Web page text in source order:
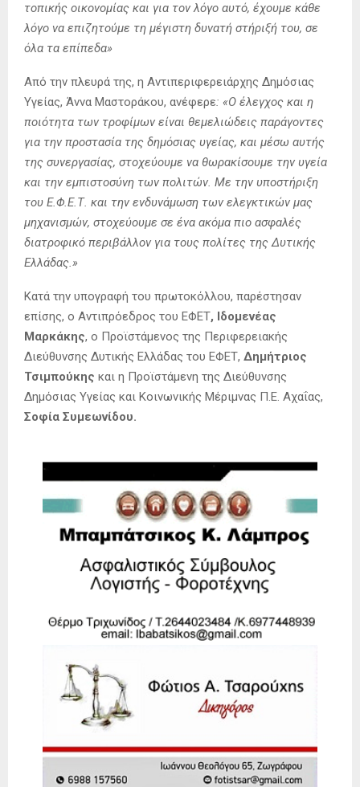
τοπικής οικονομίας και για τον λόγο αυτό, έχουμε κάθε
λόγο να επιζητούμε τη μέγιστη δυνατή στήριξή του, σε
όλα τα επίπεδα»
Από την πλευρά της, η Αντιπεριφερειάρχης Δημόσιας
Υγείας, Άννα Μαστοράκου, ανέφερε: «Ο έλεγχος και η
ποιότητα των τροφίμων είναι θεμελιώδεις παράγοντες
για την προστασία της δημόσιας υγείας, και μέσω αυτής
της συνεργασίας, στοχεύουμε να θωρακίσουμε την υγεία
και την εμπιστοσύνη των πολιτών. Με την υποστήριξη
του Ε.Φ.Ε.Τ. και την ενδυνάμωση των ελεγκτικών μας
μηχανισμών, στοχεύουμε σε ένα ακόμα πιο ασφαλές
διατροφικό περιβάλλον για τους πολίτες της Δυτικής
Ελλάδας.»
Κατά την υπογραφή του πρωτοκόλλου, παρέστησαν
επίσης, ο Αντιπρόεδρος του ΕΦΕΤ, Ιδομενέας
Μαρκάκης, ο Προϊστάμενος της Περιφερειακής
Διεύθυνσης Δυτικής Ελλάδας του ΕΦΕΤ, Δημήτριος
Τσιμπούκης και η Προϊστάμενη της Διεύθυνσης
Δημόσιας Υγείας και Κοινωνικής Μέριμνας Π.Ε. Αχαΐας,
Σοφία Συμεωνίδου.